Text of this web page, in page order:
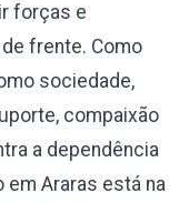
forças e
frente. Como
sociedade,
compaixão
a dependência
em Araras está na